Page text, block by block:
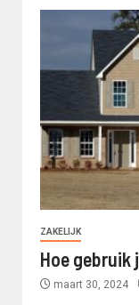
ZAKELIJK
Hoe gebruik
maart 30, 2024